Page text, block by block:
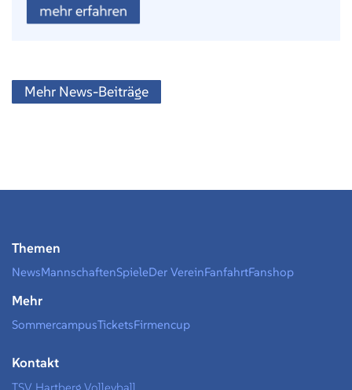
mehr erfahren
Mehr News-Beiträge
Themen
NewsMannschaftenSpieleDer VereinFanfahrtFanshop
Mehr
SommercampusTicketsFirmencup
Kontakt
TSV Hartberg Volleyball